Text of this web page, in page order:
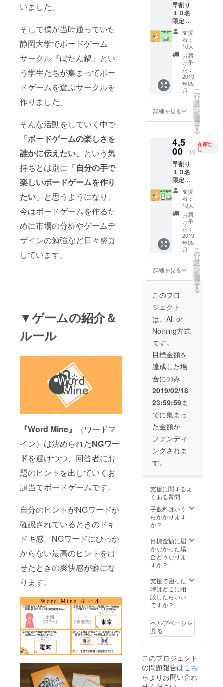
いました。
そして僕が当時通っていた
静岡大学でボードゲーム
サークル『ぼたん鍋』とい
う学生たちが集まってボー
ドゲームを遊ぶサークルを
作りました。
そんな活動をしていく中で
「ボードゲームの楽しさを
誰かに伝えたい」 という気
持ちとは別に 「自分の手で
楽しいボードゲームを作り
たい」 と思うようになり、
今はボードゲームを作るた
めに市場の分析やゲームデ
ザインの勉強など日々努力
しています。
▼ゲームの紹介＆
ルール
『Word Mine』
（ワードマ
イン）は決められたNGワー
ドを避けつつ、回答者にお
題のヒントを出していくお
題当てボードゲームです。
自分のヒントがNGワードか
確認されているときのドキ
ドキ感、NGワードにひっか
からない最高のヒントを出
せたときの爽快感が癖にな
ります。
早割り
１０名
限定 販
売予定
価格か
ら500円
引きの
お得な
リター
Word
Mine（
販売予
定価格
3000
円） ・
手紙
支援
者：
10人
お届
け予
定：
2019
年05
月
詳細を見る
こ
の
リ
タ
ー
ン
を
選
択
す
る
4,5
00 円
在庫な
し
早割り
１０名
限定
500円引
きのお
得なリ
ターン
・Word
Mine ・
お題
ツール
・お礼
の手紙
※人数上
限に達
し次第
5000円
のプラ
ンを追
加しま
す
支援
者：
10人
お届
け予
定：
2019
年05
月
詳細を見る
こ
の
リ
タ
ー
ン
を
選
択
す
る
このプロ
ジェクト
は、All-or-
Nothing方式
です。
目標金額を
達成した場
合にのみ、
2019/02/18
23:59:59ま
でに集まっ
た金額が
ファンディ
ングされま
す。
支援に関するよ
くある質問
手数料はいく
らかかります
か？
目標金額に届
かなかった場
合どうなりま
すか？
支援で困った
時はどこに相
談したらいい
ですか？
ヘルプページを
見る
このプロジェクト
の問題報告はこち
らよりお問い合わ